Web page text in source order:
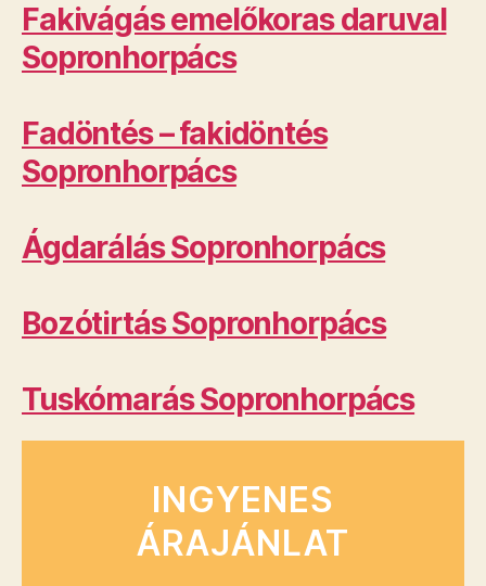
Fakivágás emelőkoras daruval
Sopronhorpács
Fadöntés – fakidöntés
Sopronhorpács
Ágdarálás Sopronhorpács
Bozótirtás Sopronhorpács
Tuskómarás Sopronhorpács
INGYENES
ÁRAJÁNLAT